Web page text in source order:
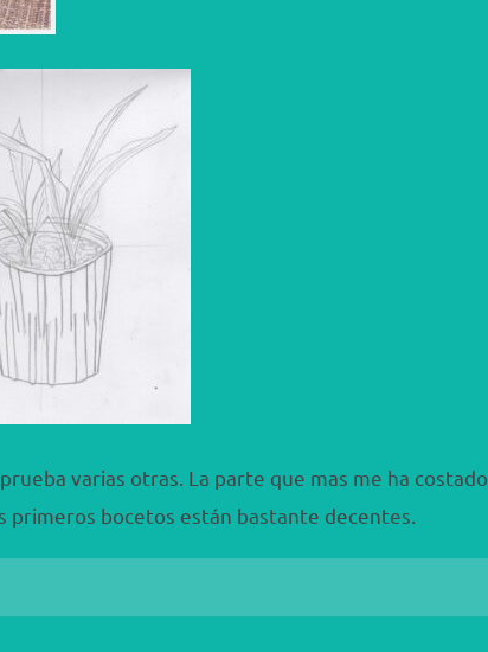
varias otras. La parte que mas me ha costado
primeros bocetos están bastante decentes.